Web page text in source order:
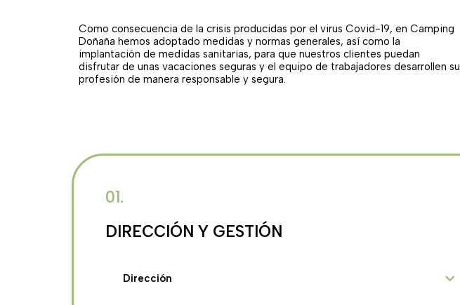
Como consecuencia de la crisis producidas por el virus Covid-19, en Camping
Doñaña hemos adoptado medidas y normas generales, así como la
implantación de medidas sanitarias, para que nuestros clientes puedan
disfrutar de unas vacaciones seguras y el equipo de trabajadores desarrollen su
profesión de manera responsable y segura.
01.
DIRECCIÓN Y GESTIÓN
Dirección